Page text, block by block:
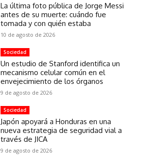
La última foto pública de Jorge Messi
antes de su muerte: cuándo fue
tomada y con quién estaba
10 de agosto de 2026
Sociedad
Un estudio de Stanford identifica un
mecanismo celular común en el
envejecimiento de los órganos
9 de agosto de 2026
Sociedad
Japón apoyará a Honduras en una
nueva estrategia de seguridad vial a
través de JICA
9 de agosto de 2026